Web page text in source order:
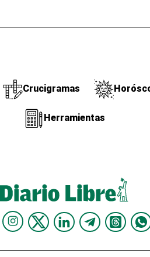
Crucigramas
Herramientas